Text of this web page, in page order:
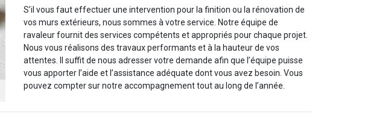
S’il vous faut effectuer une intervention pour la finition ou la rénovation de
vos murs extérieurs, nous sommes à votre service. Notre équipe de
ravaleur fournit des services compétents et appropriés pour chaque projet.
Nous vous réalisons des travaux performants et à la hauteur de vos
attentes. Il suffit de nous adresser votre demande afin que l’équipe puisse
vous apporter l’aide et l’assistance adéquate dont vous avez besoin. Vous
pouvez compter sur notre accompagnement tout au long de l’année.